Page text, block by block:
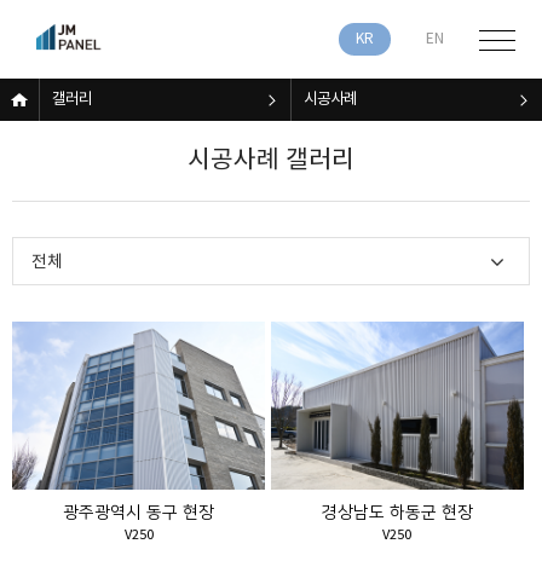
KR EN
갤러리 시공사례
시공사례 갤러리
전체
광주광역시 동구 현장
V250
경상남도 하동군 현장
V250